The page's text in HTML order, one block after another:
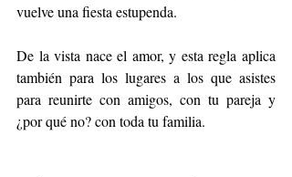
vuelve una fiesta estupenda.
De la vista nace el amor, y esta regla aplica
también para los lugares a los que asistes
para reunirte con amigos, con tu pareja y
¿por qué no? con toda tu familia.